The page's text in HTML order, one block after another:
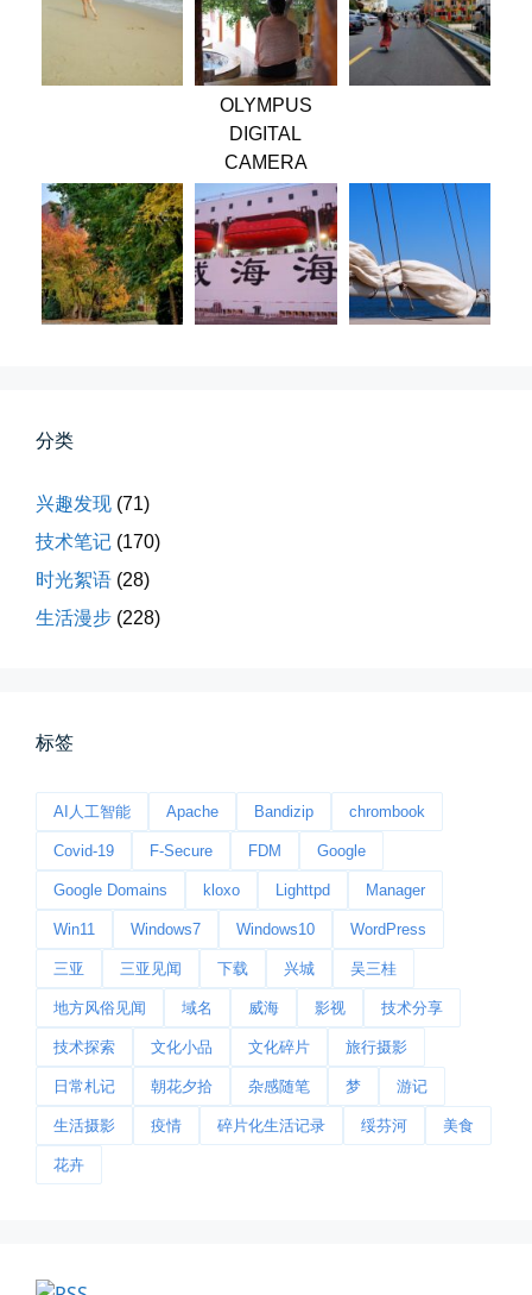
早晨在厨房时一抬头，看到窗外已...
📅 04-06 08:28👤 Zairun
第一次AI视频创作手记
📅 03-31 22:37 👤 Zairun
桃花乱落如红雨
📅 03-22 09:31 👤 Zairun
今日春分
早晨外面阴天，等我在厨房把热的...
📅 03-20 06:35
OLYMPUS
DIGITAL
CAMERA
分类
兴趣发现 (71)
技术笔记 (170)
时光絮语 (28)
生活漫步 (228)
标签
AI人工智能 Apache Bandizip chrombook
Covid-19 F-Secure FDM Google
Google Domains kloxo Lighttpd Manager
Win11 Windows7 Windows10 WordPress
三亚 三亚见闻 下载 兴城 吴三桂
地方风俗见闻 域名 威海 影视 技术分享
技术探索 文化小品 文化碎片 旅行摄影
日常札记 朝花夕拾 杂感随笔 梦 游记
生活摄影 疫情 碎片化生活记录 绥芬河 美食
花卉